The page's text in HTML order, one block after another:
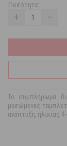
Ποσότητα:
+ −
Το συμπλήρωμα
μασώμενες
ανάπτυξη, ηλικίας